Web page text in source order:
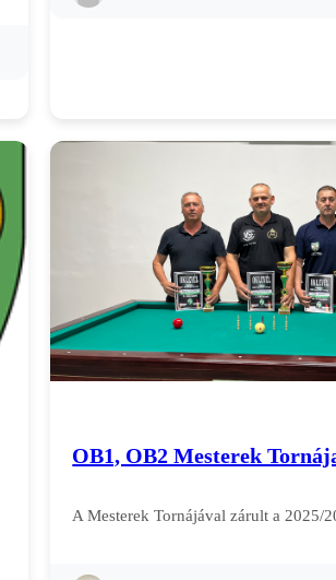
OB1, OB2 Mesterek
A Mesterek Tornájával zárult a 2025/